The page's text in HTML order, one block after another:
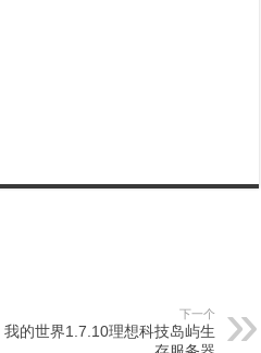
下一个
我的世界1.7.10理想科技岛屿生